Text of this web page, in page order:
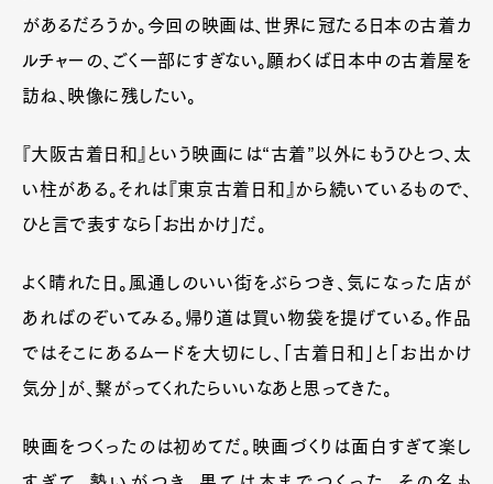
があるだろうか。今回の映画は、世界に冠たる日本の古着カ
ルチャーの、ごく一部にすぎない。願わくば日本中の古着屋を
訪ね、映像に残したい。
『大阪古着日和』という映画には“古着”以外にもうひとつ、太
い柱がある。それは『東京古着日和』から続いているもので、
ひと言で表すなら「お出かけ」だ。
よく晴れた日。風通しのいい街をぶらつき、気になった店が
あればのぞいてみる。帰り道は買い物袋を提げている。作品
ではそこにあるムードを大切にし、「古着日和」と「お出かけ
気分」が、繋がってくれたらいいなあと思ってきた。
映画をつくったのは初めてだ。映画づくりは面白すぎて楽し